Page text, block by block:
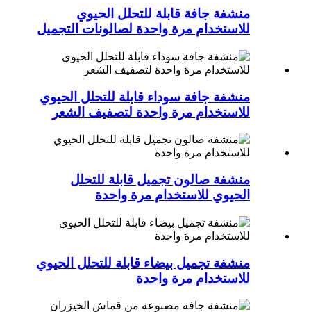
منشفة جافة قابلة للتحلل الحيوي
للاستخدام مرة واحدة لصالونات التجميل
منشفة جافة سوداء قابلة للتحلل الحيوي
للاستخدام مرة واحدة لتصفيف الشعر
منشفة صالون تجميل قابلة للتحلل
الحيوي للاستخدام مرة واحدة
منشفة تجميل بيضاء قابلة للتحلل الحيوي
للاستخدام مرة واحدة